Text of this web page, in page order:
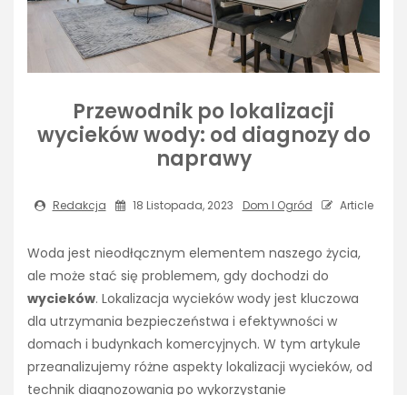
Przewodnik po lokalizacji
wycieków wody: od diagnozy do
naprawy
Redakcja 18 Listopada, 2023 Dom I Ogród Article
Woda jest nieodłącznym elementem naszego życia,
ale może stać się problemem, gdy dochodzi do
wycieków. Lokalizacja wycieków wody jest kluczowa
dla utrzymania bezpieczeństwa i efektywności w
domach i budynkach komercyjnych. W tym artykule
przeanalizujemy różne aspekty lokalizacji wycieków, od
technik diagnozowania po wykorzystanie